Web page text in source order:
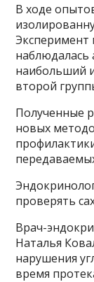
В ходе
Эксперимент
наблюдалась
наибольший
второй
Полученные
новых
проверять
Врач-
Наталья
нарушения
время